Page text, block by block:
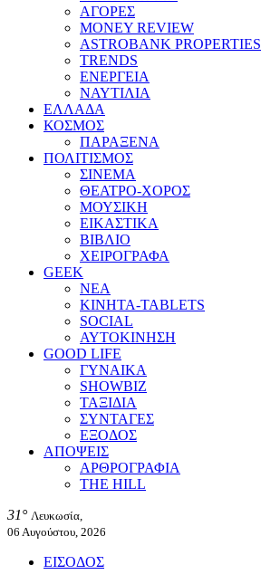
ΑΓΟΡΕΣ
MONEY REVIEW
ASTROBANK PROPERTIES
TRENDS
ΕΝΕΡΓΕΙΑ
ΝΑΥΤΙΛΙΑ
ΕΛΛΑΔΑ
ΚΟΣΜΟΣ
ΠΑΡΑΞΕΝΑ
ΠΟΛΙΤΙΣΜΟΣ
ΣΙΝΕΜΑ
ΘΕΑΤΡΟ-ΧΟΡΟΣ
ΜΟΥΣΙΚΗ
ΕΙΚΑΣΤΙΚΑ
ΒΙΒΛΙΟ
ΧΕΙΡΟΓΡΑΦΑ
GEEK
ΝΕΑ
ΚΙΝΗΤΑ-TABLETS
SOCIAL
ΑΥΤΟΚΙΝΗΣΗ
GOOD LIFE
ΓΥΝΑΙΚΑ
SHOWBIZ
ΤΑΞΙΔΙΑ
ΣΥΝΤΑΓΕΣ
ΕΞΟΔΟΣ
ΑΠΟΨΕΙΣ
ΑΡΘΡΟΓΡΑΦΙΑ
THE HILL
31° Λευκωσία,
06 Αυγούστου, 2026
ΕΙΣΟΔΟΣ